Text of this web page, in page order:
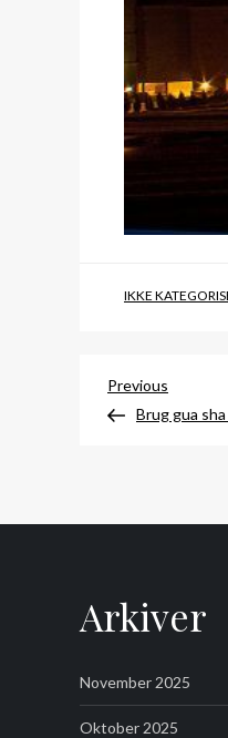
IKKE
Previous
Post
Previous
Brug gua
Arkiver
November 2025
Oktober 2025